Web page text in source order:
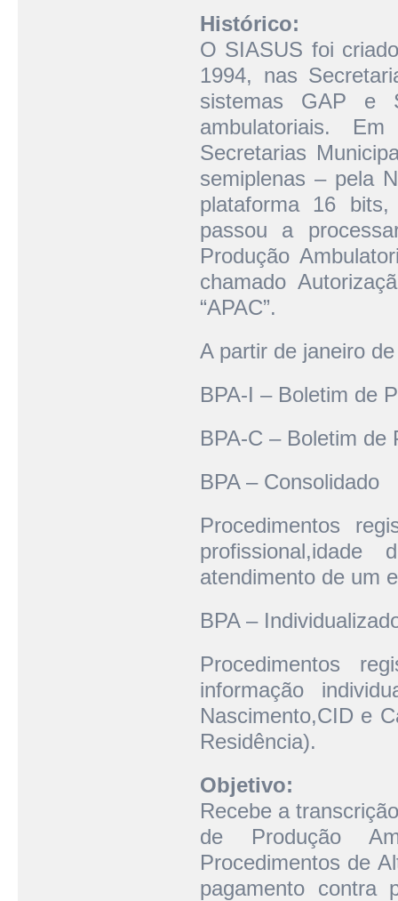
Histórico:
O SIASUS foi
1994, nas
sistemas GAP e
ambulatoriais.
Secretarias
semiplenas – pela
plataforma 16
passou a
Produção
chamado
“APAC”.
A partir de janeiro
BPA-I – Boletim de
BPA-C – Boletim de
BPA – Consolidado
Procedimentos
atendimento de um
BPA –
Procedimentos
informação
Nascimento,CID e
Residência).
Objetivo:
Recebe a
de Produção
Procedimentos de
pagamento contra